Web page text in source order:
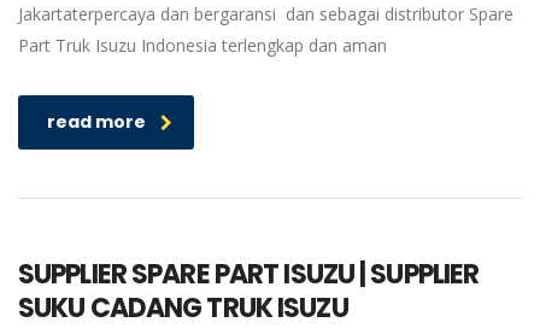
Jakartaterpercaya dan bergaransi dan sebagai distributor Spare
Part Truk Isuzu Indonesia terlengkap dan aman
read more
SUPPLIER SPARE PART ISUZU | SUPPLIER
SUKU CADANG TRUK ISUZU